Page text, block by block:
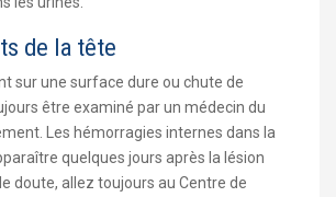
de la tête
sur une surface dure ou chute de
être examiné par un médecin du
Les hémorragies internes dans la
quelques jours après la lésion
doute, allez toujours au Centre de